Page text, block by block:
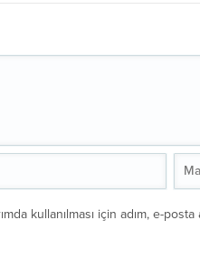
kullanılması için adım, e-